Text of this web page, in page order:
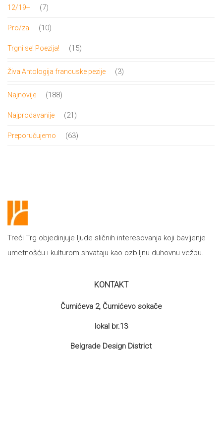
12/19+ 77
Pro/za 1010
Trgni se! Poezija! 1515
Živa Antologija francuske pezije 33
Najnovije 188188
Najprodavanije 2121
Preporučujemo 6363
Treći Trg objedinjuje ljude sličnih interesovanja koji bavljenje
umetnošću i kulturom shvataju kao ozbiljnu duhovnu vežbu.
KONTAKT
Čumićeva 2, Čumićevo sokače
lokal br.13
Belgrade Design District